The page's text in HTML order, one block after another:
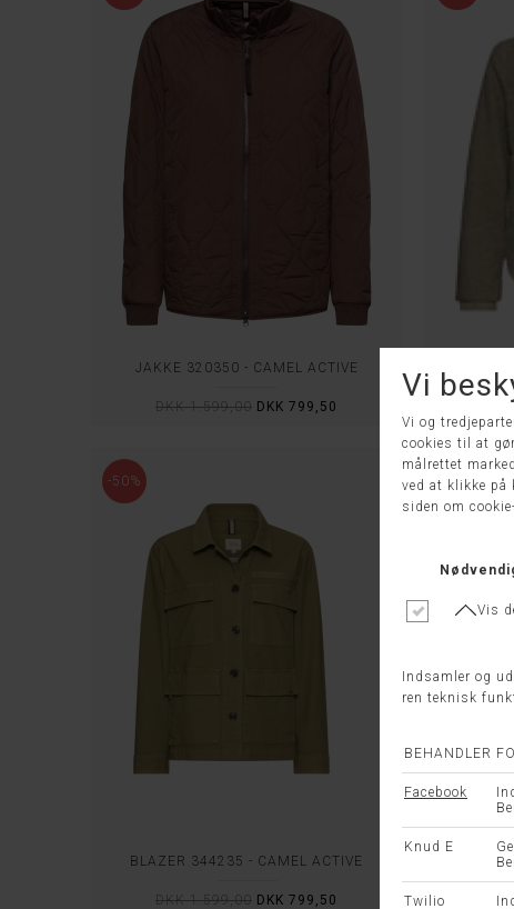
JAKKE 320350 - CAMEL ACTIVE
DKK 1.599,00 DKK 799,50
-50%
BLAZER 344235 - CAMEL ACTIVE
DKK 1.599,00 DKK 799,50
-50%